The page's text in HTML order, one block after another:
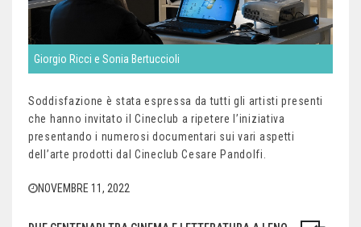
Giorgio Ricci e Sonia Bertuccioli
Soddisfazione è stata espressa da tutti gli artisti presenti
che hanno invitato il Cineclub a ripetere l’iniziativa
presentando i numerosi documentari sui vari aspetti
dell’arte prodotti dal Cineclub Cesare Pandolfi.
NOVEMBRE 11, 2022